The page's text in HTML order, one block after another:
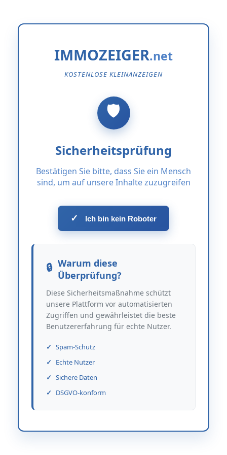
IMMOZEIGER
KOSTENLOSE KLEINANZEIGEN
Sicherheitsprüfung
Bestätigen Sie bitte, dass Sie ein Mensch
sind, um auf unsere Inhalte zuzugreifen
✓ Ich bin kein Roboter
Warum diese
Überprüfung?
Diese Sicherheitsmaßnahme schützt
unsere Plattform vor automatisierten
Zugriffen und gewährleistet die beste
Benutzererfahrung für echte Nutzer.
Spam-Schutz
Echte Nutzer
Sichere Daten
DSGVO-konform